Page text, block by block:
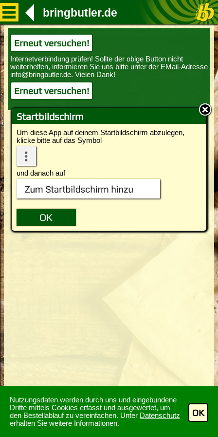
Nutzungsdaten werden durch uns und eingebundene
Dritte mittels Cookies erfasst und ausgewertet, um
den Bestellablauf zu vereinfachen. Unter Datenschutz
erhalten Sie weitere Informationen.
OK
Startbildschirm
Um diese App auf deinem Startbildschirm abzulegen,
klicke bitte auf das Symbol
und danach auf
bringbutler.de
Erneut versuchen!
Erneut versuchen!